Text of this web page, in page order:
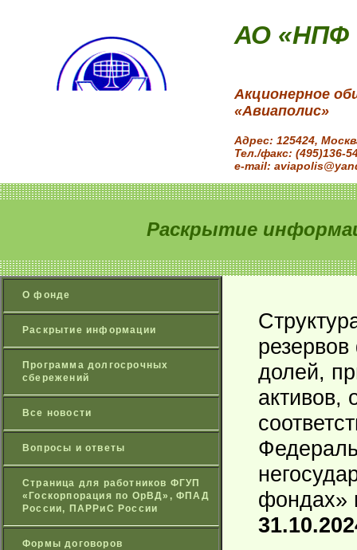
АО «НПФ
Акционерное
«Авиаполис»
Адрес: 125424,
Тел./факс: (495)136-
e-mail:
Раскрытие
О фонде
Раскрытие информации
Программа долгосрочных
сбережений
Все новости
Вопросы и ответы
Страница для работников ФГУП
«Госкорпорация по ОрВД», ФПАД
России, ПАРРиС России
Формы договоров
долей,
активов,
фондах»